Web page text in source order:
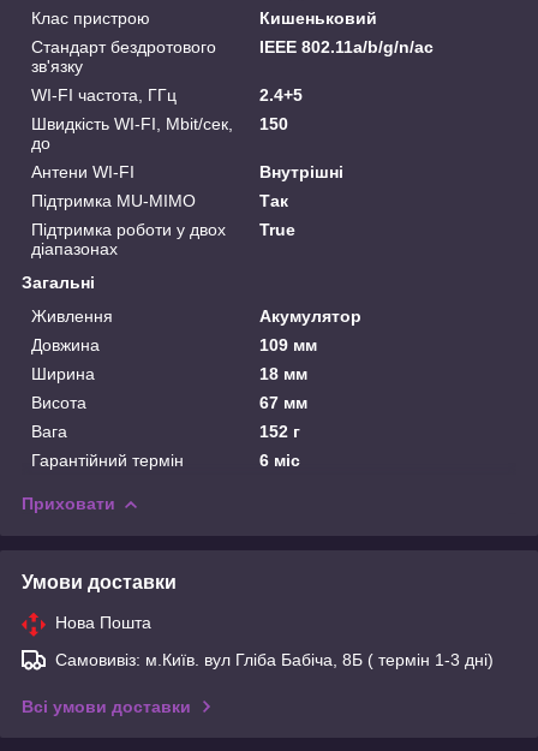
Клас пристрою
Кишеньковий
Стандарт бездротового
зв'язку
IEEE 802.11а/b/g/n/ас
WI-FI частота, ГГц
2.4+5
Швидкість WI-FI, Mbit/сек,
до
150
Антени WI-FI
Внутрішні
Підтримка MU-MIMO
Так
Підтримка роботи у двох
діапазонах
True
Загальні
Живлення
Акумулятор
Довжина
109 мм
Ширина
18 мм
Висота
67 мм
Вага
152 г
Гарантійний термін
6 міс
Приховати
Умови доставки
Нова Пошта
Самовивіз: м.Київ. вул Гліба Бабіча, 8Б ( термін 1-3 дні)
Всі умови доставки